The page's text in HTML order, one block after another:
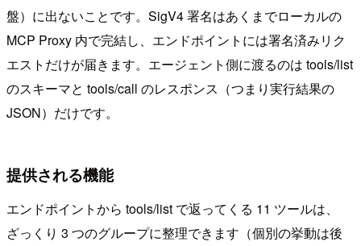
盤）に出ないことです。SigV4 署名はあくまでローカルの
MCP Proxy 内で完結し、エンドポイントには署名済みリク
エストだけが届きます。エージェント側に渡るのは tools/list
のスキーマと tools/call のレスポンス（つまり実行結果の
JSON）だけです。
提供される機能
エンドポイントから tools/list で返ってくる 11 ツールは、
ざっくり 3 つのグループに整理できます（個別の挙動は後